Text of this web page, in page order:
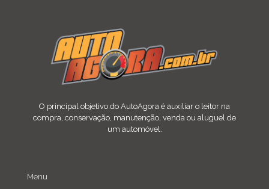
O principal objetivo do AutoAgora é auxiliar o leitor na
compra, conservação, manutenção, venda ou aluguel de
um automóvel.
Menu